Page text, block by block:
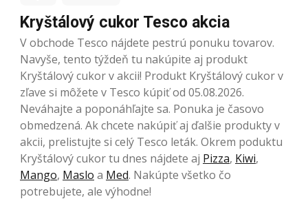
Kryštálový cukor Tesco akcia
V obchode Tesco nájdete pestrú ponuku tovarov.
Navyše, tento týždeň tu nakúpite aj produkt
Kryštálový cukor v akcii! Produkt Kryštálový cukor v
zľave si môžete v Tesco kúpiť od 05.08.2026.
Neváhajte a poponáhľajte sa. Ponuka je časovo
obmedzená. Ak chcete nakúpiť aj ďalšie produkty v
akcii, prelistujte si celý Tesco leták. Okrem poduktu
Kryštálový cukor tu dnes nájdete aj Pizza, Kiwi,
Mango, Maslo a Med. Nakúpte všetko čo
potrebujete, ale výhodne!